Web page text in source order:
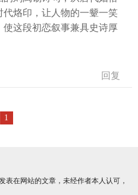
烙印，让人物的一颦一笑
这段初恋叙事兼具史诗厚
回复
1
表在网站的文章，未经作者本人认可，